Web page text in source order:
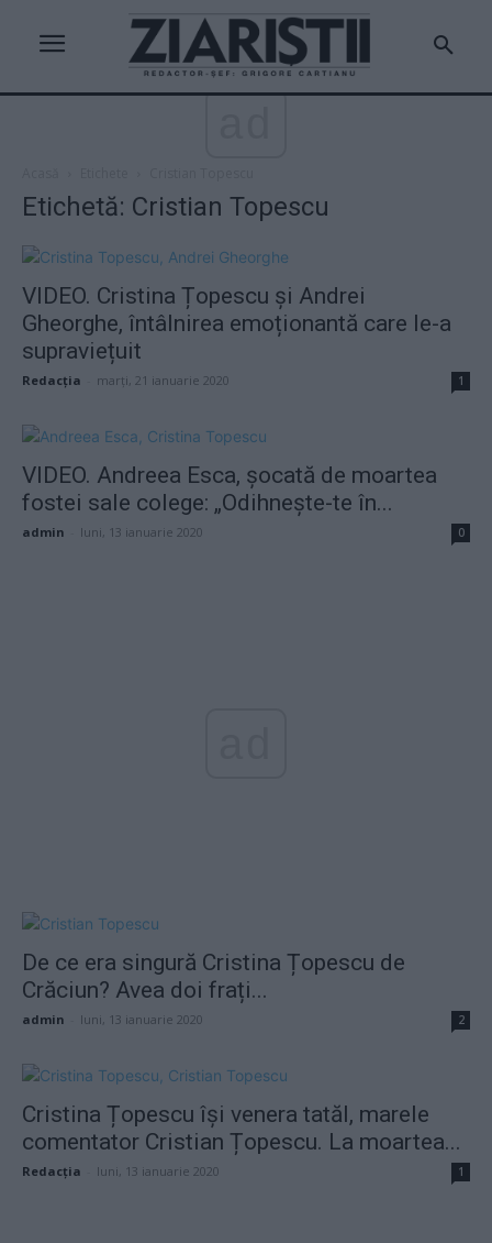
Etichetă: Cristian Topescu
VIDEO. Cristina Țopescu și Andrei
Gheorghe, întâlnirea emoționantă care le-a
supraviețuit
Redacţia marți, 21 ianuarie 2020 1
VIDEO. Andreea Esca, șocată de moartea
fostei sale colege: „Odihnește-te în...
admin luni, 13 ianuarie 2020 0
De ce era singură Cristina Țopescu de
Crăciun? Avea doi frați...
admin luni, 13 ianuarie 2020 2
Cristina Țopescu își venera tatăl, marele
comentator Cristian Țopescu. La moartea...
Redacţia luni, 13 ianuarie 2020 1